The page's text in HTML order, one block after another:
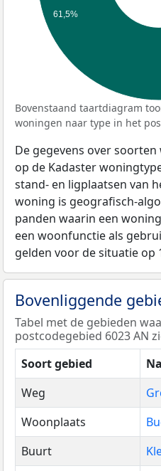
61,5%
Bovenstaand taartdiagram
woningen naar type in het
De gegevens over
op de Kadaster
stand- en ligplaatsen van
woning is geografisch-
panden waarin een
een woonfunctie als
gelden voor de situatie op
Bovenliggende
Tabel met de gebieden
postcodegebied 6023 AN
Soort gebied
Weg
Woonplaats
Buurt